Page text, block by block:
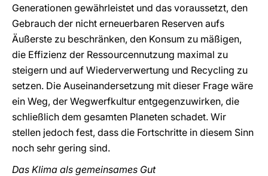
Generationen gewährleistet und das voraussetzt, den
Gebrauch der nicht erneuerbaren Reserven aufs
Äußerste zu beschränken, den Konsum zu mäßigen,
die Effizienz der Ressourcennutzung maximal zu
steigern und auf Wiederverwertung und Recycling zu
setzen. Die Auseinandersetzung mit dieser Frage wäre
ein Weg, der Wegwerfkultur entgegenzuwirken, die
schließlich dem gesamten Planeten schadet. Wir
stellen jedoch fest, dass die Fortschritte in diesem Sinn
noch sehr gering sind.
Das Klima als gemeinsames Gut